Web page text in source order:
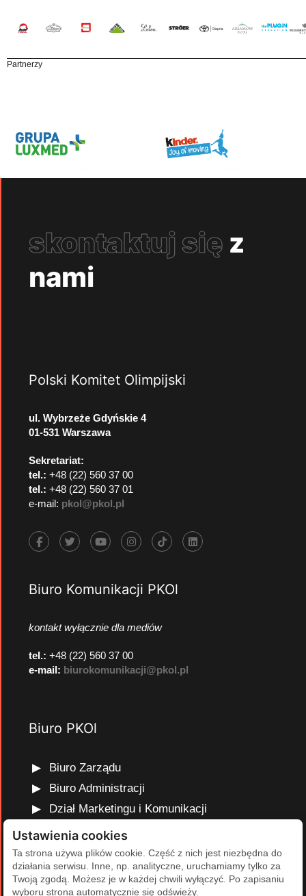
Partnerzy
skontaktuj się z
nami
Polski Komitet Olimpijski
ul. Wybrzeże Gdyńskie 4
01-531 Warszawa
Sekretariat:
tel.: +48 (22) 560 37 00
tel.: +48 (22) 560 37 01
e-mail: pkol@pkol.pl
Biuro Komunikacji PKOl
kontakt wyłącznie dla mediów
tel.: +48 (22) 560 37 00
e-mail: biurokomunikacji@pkol.pl
Biuro PKOl
Biuro Zarządu
Biuro Administracji
Dział Marketingu i Komunikacji
Dział Edukacji Olimpijskiej
Dział Finansów i Kadr
Dział Projektów Olimpijskich
Dział Programów Rozwojowych
Ustawienia cookies
Ta strona używa plików cookie. Część z nich jest niezbędna do
działania serwisu. Inne, np. analityczne, uruchamiamy tylko za
Twoją zgodą. Możesz je w każdej chwili wyłączyć. Po zapisaniu
wyboru strona automatycznie się odświeży.